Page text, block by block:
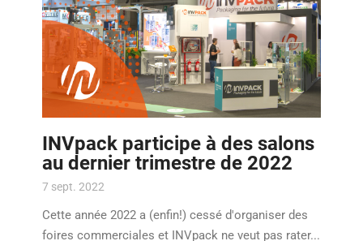
INVpack participe à des salons
au dernier trimestre de 2022
7 sept. 2022
Cette année 2022 a (enfin!) cessé d'organiser des
foires commerciales et INVpack ne veut pas rater...